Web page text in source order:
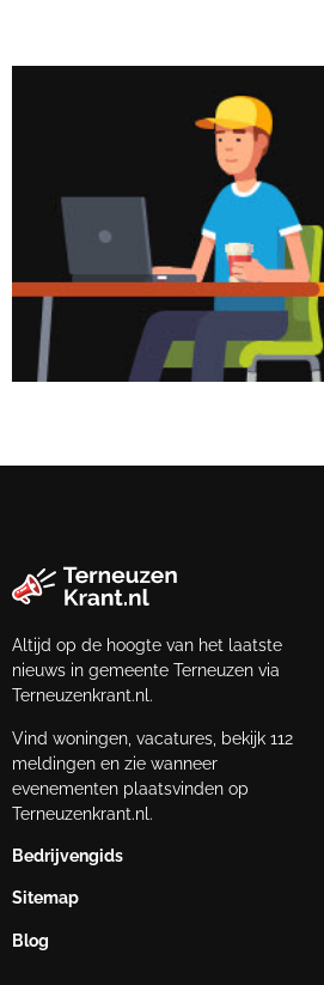
Altijd op de hoogte van het laatste
nieuws in gemeente Terneuzen via
Terneuzenkrant.nl.
Vind woningen, vacatures, bekijk 112
meldingen en zie wanneer
evenementen plaatsvinden op
Terneuzenkrant.nl.
Bedrijvengids
Sitemap
Blog